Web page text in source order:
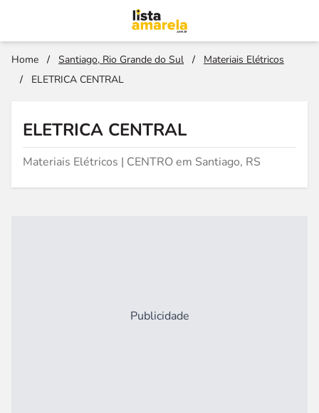
Home / Santiago, Rio Grande do Sul /
Materiais Elétricos
/
ELETRICA CENTRAL
ELETRICA CENTRAL
Materiais Elétricos | CENTRO em Santiago, RS
Publicidade